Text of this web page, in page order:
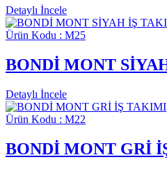
Detaylı İncele
Ürün Kodu : M25
BONDİ MONT
Detaylı İncele
Ürün Kodu : M22
BONDİ MONT GRİ